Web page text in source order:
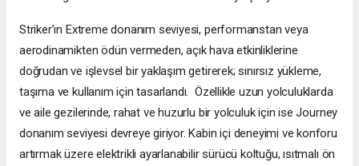
Striker’ın Extreme donanım seviyesi, performanstan veya
aerodinamikten ödün vermeden, açık hava etkinliklerine
doğrudan ve işlevsel bir yaklaşım getirerek; sınırsız yükleme,
taşıma ve kullanım için tasarlandı. Özellikle uzun yolculuklarda
ve aile gezilerinde, rahat ve huzurlu bir yolculuk için ise Journey
donanım seviyesi devreye giriyor. Kabin içi deneyimi ve konforu
artırmak üzere elektrikli ayarlanabilir sürücü koltuğu, ısıtmalı ön